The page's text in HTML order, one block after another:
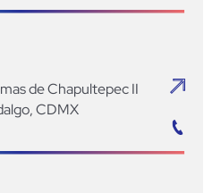
de Chapultepec II
CDMX